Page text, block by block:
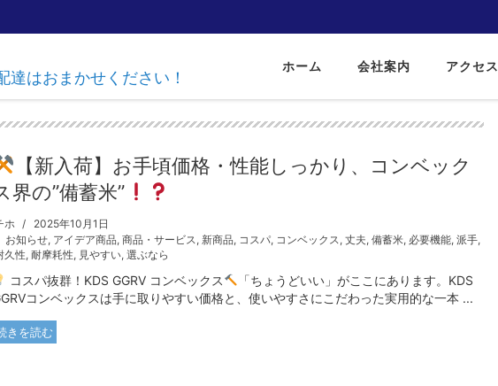
はおまかせください！
ホーム 会社案内 アクセス
【新入荷】お手頃価格・性能しっかり、コンベック
界の”備蓄米”
ホ
2025年10月1日
お知らせ, アイデア商品,商品・サービス, 新商品, コスパ, コンベックス,丈夫,備蓄米, 必要機能,派手,
久性,耐摩耗性, 見やすい,選ぶなら
コスパ抜群！KDS GGRV コンベックス
「ちょうどいい」がここにあります。KDS
コンベックスは手に取りやすい価格と、使いやすさにこだわった実用的な一本 ...
きを読む